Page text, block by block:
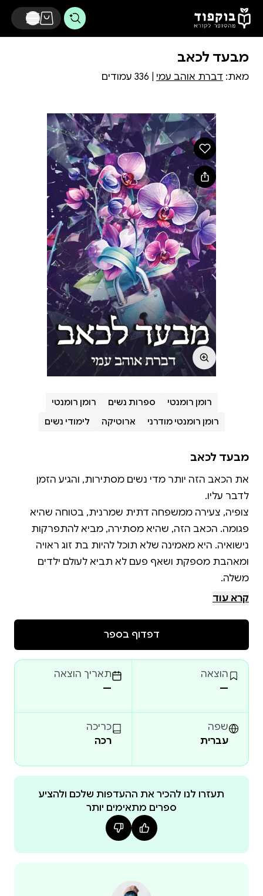
דלג לתוכן הראשי
מבעד לכאב
מאת: דברת אוהב עמי
רומן רומנטי ספרות נשים
רומן רומנטי
רומן רומנטי מודרני
ארוטיקה לימודי נשים
מבעד לכאב
את הכאב הזה יותר מדי נשים מסתירות, והגיע הזמן
צופיה, צעירה ממשפחה דתית שמרנית, בטוחה שהיא
פגומה. הכאב הזה, שהיא מסתירה, מביא להתפרקות
נישואיה. היא מאמינה שלא תוכל להיות בת זוג ראויה
ומאהבת מספקת ושאף פעם לא תביא לעולם ילדים
האם הוא יצליח לחדור את הגנותיה ולגלות את הסודות
שהיא מסתירה? האם הם יצליחו למצוא את המתנה
"מבעד לכאב" הוא סיפור רומנטי, ארוטי ושובר מוסכמות
שמציב את העונג הנשי בקדמת הבמה. זהו מסע מרגש
דברת אוהב עמי , נשואה ואמא לארבעה, בוגרת תואר
ראשון בספרות עברית ובפסיכולוגיה, חובבת מושבעת
של ספרות רומנטית וארוטית מכל הסוגים, קיבלה את
ההשראה לספר מההתמודדות האישית שלה עם
קרא עוד
דפדוף בספר
הוצאה
—
תאריך הוצאה
—
שפה
עברית
כריכה
רכה
תעזרו לנו להכיר את ההעדפות שלכם ולהציע
ספרים מתאימים יותר